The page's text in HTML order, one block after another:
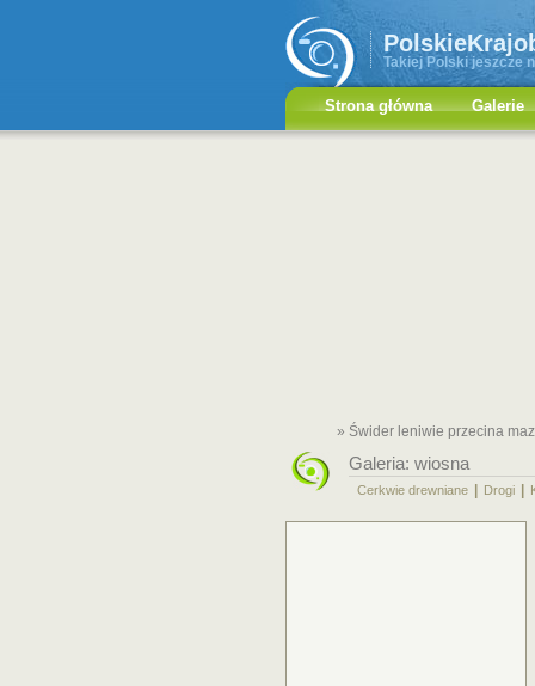
Takiej Polski jeszcze
Strona główna Galerie
» Świder leniwie przecina
Galeria: wiosna
Cerkwie drewniane Drogi